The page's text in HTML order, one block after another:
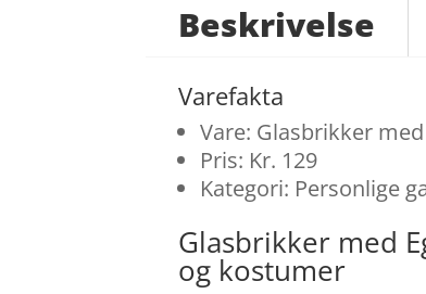
Beskrivelse
Varefakta
Vare: Glasbrikker
Pris: Kr. 129
Kategori: Personlige
Glasbrikker med
og kostumer